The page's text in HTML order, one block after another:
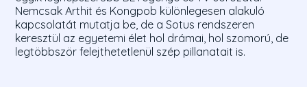
Nemcsak Arthit és Kongpob különlegesen alakuló
kapcsolatát mutatja be, de a Sotus rendszeren
keresztül az egyetemi élet hol drámai, hol szomorú, de
legtöbbször felejthetetlenül szép pillanatait is.